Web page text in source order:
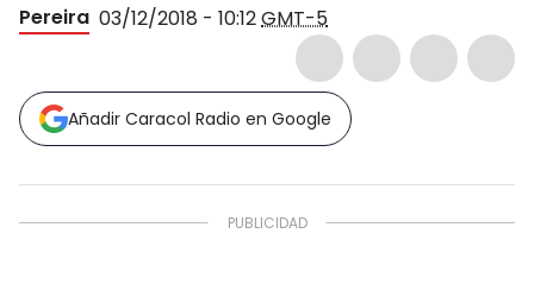
Pereira 03/12/2018 - 10:12GMT-5
Añadir Caracol Radio en Google